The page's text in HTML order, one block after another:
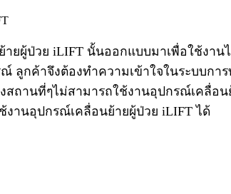
ายผู้ป่วย iLIFT นั้นออกแบบมาเพื่อใช้งา
ลูกค้าจึงต้องทำความเข้าใจในระบบกา
สถานที่ๆไม่สามารถใช้งานอุปกรณ์เคลื่อ
งานอุปกรณ์เคลื่อนย้ายผู้ป่วย iLIFT ได้